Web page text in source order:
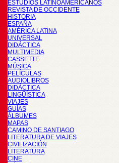
ESTUDIOS LATINOAMERICANOS
REVISTA DE OCCIDENTE
HISTORIA
ESPAÑA
AMÉRICA LATINA
UNIVERSAL
DIDÁCTICA
MULTIMEDIA
CASSETTE
MÚSICA
PELÍCULAS
AUDIOLIBROS
DIDÁCTICA
LINGÜÍSTICA
VIAJES
GUÍAS
ÁLBUMES
MAPAS
CAMINO DE SANTIAGO
LITERATURA DE VIAJES
CIVILIZACIÓN
LITERATURA
CINE